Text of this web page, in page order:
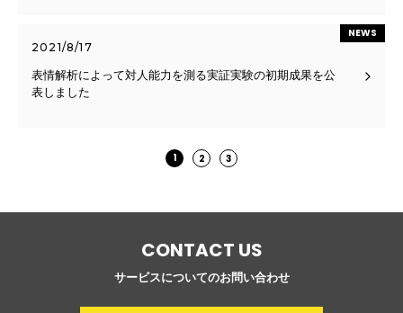
2021/8/17
表情解析によって対人能力を測る実証実験の初期成果を公
表しました
NEWS
1 2 3
CONTACT US
サービスについてのお問い合わせ